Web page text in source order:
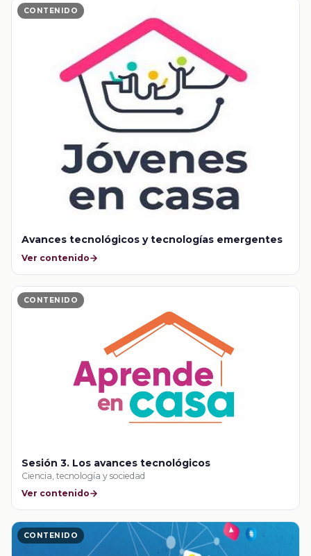
CONTENIDO
Avances tecnológicos y tecnologías emergentes
Ver contenido
CONTENIDO
Sesión 3. Los avances tecnológicos
Ciencia, tecnología y sociedad
Ver contenido
CONTENIDO